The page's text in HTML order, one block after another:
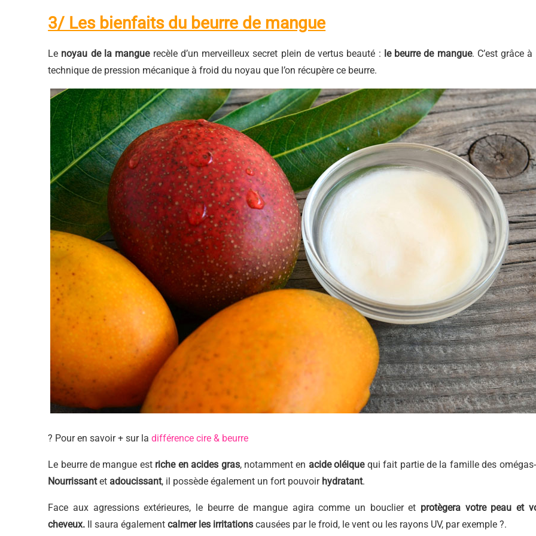
3/ Les bienfaits du beurre de mangue
Le noyau de la mangue recèle d’un merveilleux secret plein de vertus beauté : le beurre de mangue. C’est grâce à
technique de pression mécanique à froid du noyau que l’on récupère ce beurre.
? Pour en savoir + sur ladifférence cire & beurre
Le beurre de mangue est riche en acides gras, notamment en acide oléiquequi fait partie de la famille des
Nourrissantet adoucissant, il possède également un fort pouvoir hydratant.
Face aux agressions extérieures, le beurre de mangue agira comme un bouclier et protègera votre peau et
cheveux. Il saura égalementcalmer les irritations causées par le froid, le vent ou les rayons UV, par exemple ?.